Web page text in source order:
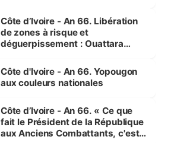
milieu des sinistrés
Côte d’Ivoire - An 66. Libération
de zones à risque et
déguerpissement : Ouattara
l'Etat de droit pour préserver les
vies humaines »
Côte d'Ivoire - An 66. Yopougon
aux couleurs nationales
Côte d’Ivoire - An 66. « Ce que
fait le Président de la République
aux Anciens Combattants, c'est